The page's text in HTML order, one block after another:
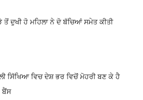
ਦੁਖੀ ਹੋ ਮਹਿਲਾ ਨੇ ਦੋ ਬੱਚਿਆਂ ਸਮੇਤ ਕੀਤੀ
ਸਿੱਖਿਆ ਵਿਚ ਦੇਸ਼ ਭਰ ਵਿਚੋਂ ਮੋਹਰੀ ਬਣ ਕੇ ਹੈ
ਬੈਂਸ